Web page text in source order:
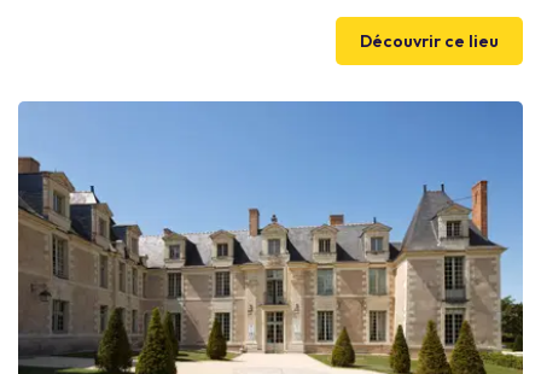
modernité, il est l’endroit idéal pour créer des souvenirs
inoubliables. ​Une salle de réception de 450m2 avec une scène
Découvrir ce lieu